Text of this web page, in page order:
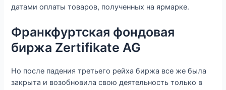
датами оплаты товаров, полученных на ярмарке.
Франкфуртская фондовая
биржа Zertifikate AG
Но после падения третьего рейха биржа все же была
закрыта и возобновила свою деятельность только в